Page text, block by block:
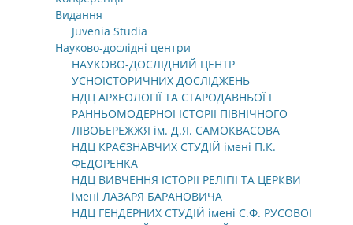
Видання
Juvenia Studia
Науково-дослідні центри
НАУКОВО-ДОСЛІДНИЙ ЦЕНТР
УСНОІСТОРИЧНИХ ДОСЛІДЖЕНЬ
НДЦ АРХЕОЛОГІЇ ТА СТАРОДАВНЬОЇ І
РАННЬОМОДЕРНОЇ ІСТОРІЇ ПІВНІЧНОГО
ЛІВОБЕРЕЖЖЯ ім. Д.Я. САМОКВАСОВА
НДЦ КРАЄЗНАВЧИХ СТУДІЙ імені П.К.
ФЕДОРЕНКА
НДЦ ВИВЧЕННЯ ІСТОРІЇ РЕЛІГІЇ ТА ЦЕРКВИ
імені ЛАЗАРЯ БАРАНОВИЧА
НДЦ ГЕНДЕРНИХ СТУДІЙ імені С.Ф. РУСОВОЇ